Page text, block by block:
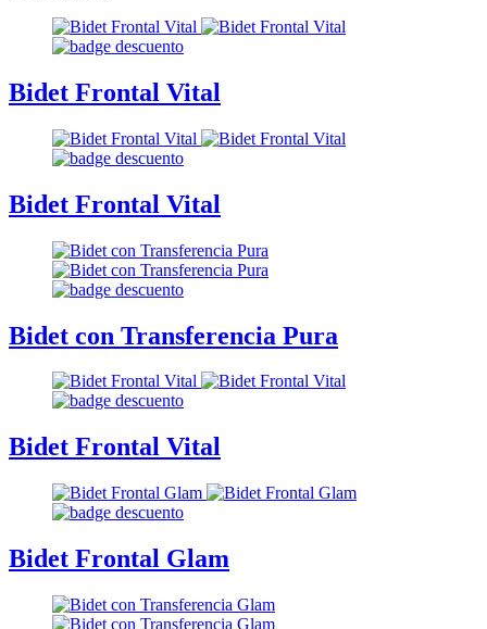
Bidet Frontal Vital
Bidet Frontal Vital
Bidet con Transferencia Pura
Bidet Frontal Vital
Bidet Frontal Glam